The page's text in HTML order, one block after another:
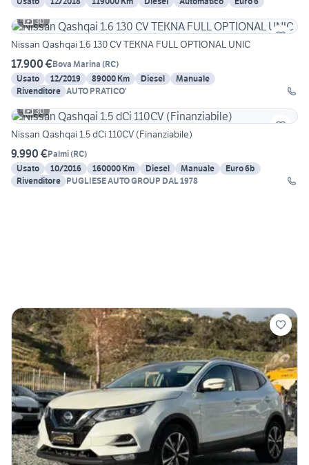
30
Nissan Qashqai 1.6 130 CV TEKNA FULL OPTIONAL UNIC
17.900 €Bova Marina (RC)
Usato
12/2019 89000 Km Diesel
Manuale
Rivenditore AUTO PRATICO'
30
Nissan Qashqai 1.5 dCi 110CV (Finanziabile)
9.990 €Palmi(RC)
Usato
10/2016 160000 Km Diesel Manuale
Euro 6b
Rivenditore PUGLIESE AUTO GROUP DAL 1978